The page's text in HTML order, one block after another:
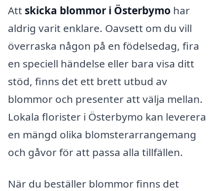
Att skicka blommor i Österbymo har
aldrig varit enklare. Oavsett om du vill
överraska någon på en födelsedag, fira
en speciell händelse eller bara visa ditt
stöd, finns det ett brett utbud av
blommor och presenter att välja mellan.
Lokala florister i Österbymo kan leverera
en mängd olika blomsterarrangemang
och gåvor för att passa alla tillfällen.
När du beställer blommor finns det